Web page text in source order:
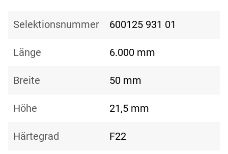
Selektionsnummer 600125 931 01
Länge 6.000 mm
Breite 50 mm
Höhe 21,5 mm
Härtegrad F22